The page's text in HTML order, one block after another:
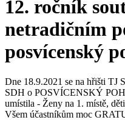
12. ročník
netradičním
posvícenský
Dne 18.9.2021 se na hřišti TJ
SDH o POSVÍCENSKÝ
umístila - Ženy na 1. místě,
Všem účastníkům moc